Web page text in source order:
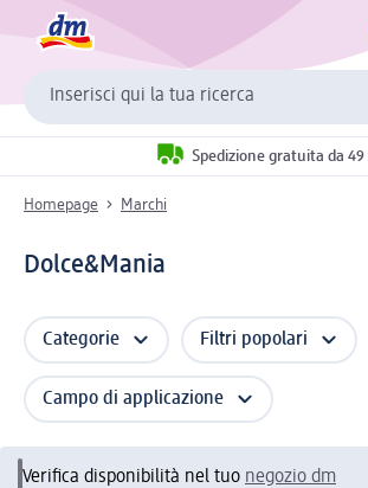
Inserisci qui la tua ricerca
Spedizione gratuita da 49
Homepage Marchi
Dolce&Mania
Categorie Filtri popolari
Campo di applicazione
Verifica disponibilità nel tuo negozio dm